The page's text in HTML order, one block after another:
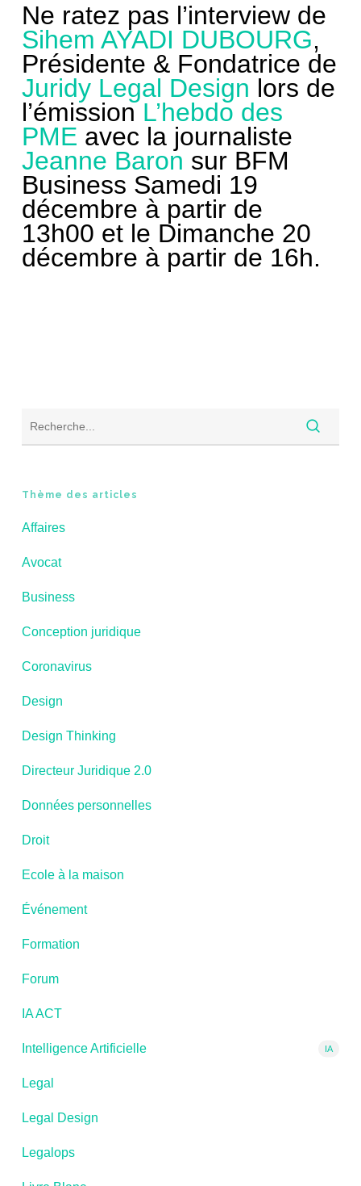
Ne ratez pas l’interview de
Sihem AYADI DUBOURG,
Présidente & Fondatrice de
Juridy Legal Design lors de
l’émission L’hebdo des
PME avec la journaliste
Jeanne Baron sur BFM
Business Samedi 19
décembre à partir de
13h00 et le Dimanche 20
décembre à partir de 16h.
Thème des articles
Affaires
Avocat
Business
Conception juridique
Coronavirus
Design
Design Thinking
Directeur Juridique 2.0
Données personnelles
Droit
Ecole à la maison
Événement
Formation
Forum
IA ACT
Intelligence Artificielle IA
Legal
Legal Design
Legalops